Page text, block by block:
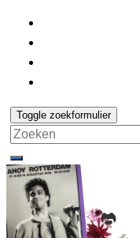
Toggle zoekformulier
Search
for: